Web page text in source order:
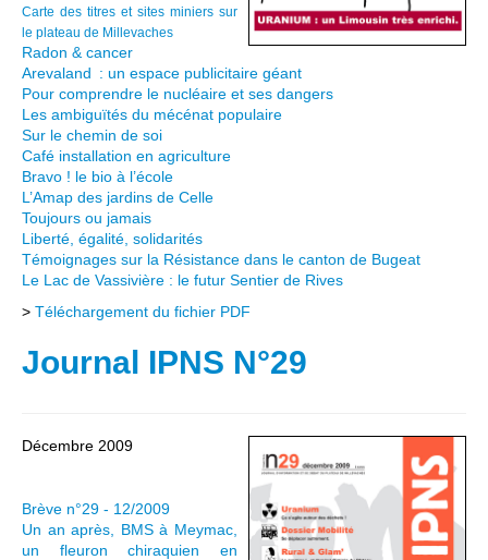
Carte des titres et sites miniers sur
le plateau de Millevaches
Radon & cancer
Arevaland : un espace publicitaire géant
Pour comprendre le nucléaire et ses dangers
Les ambiguïtés du mécénat populaire
Sur le chemin de soi
Café installation en agriculture
Bravo ! le bio à l’école
L’Amap des jardins de Celle
Toujours ou jamais
Liberté, égalité, solidarités
Témoignages sur la Résistance dans le canton de Bugeat
Le Lac de Vassivière : le futur Sentier de Rives
> Téléchargement du fichier PDF
Journal IPNS N°29
Décembre 2009
Brève n°29 - 12/2009
Un an après, BMS à Meymac,
un fleuron chiraquien en